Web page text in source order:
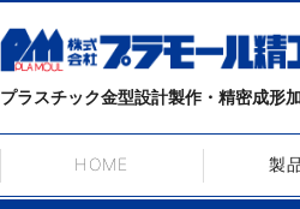
プラスチック金型設計製作・精密成形
HOME 製